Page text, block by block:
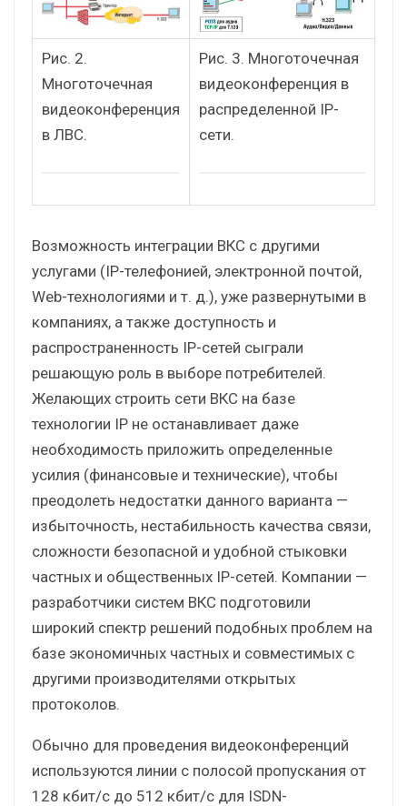
Рис. 2.
Многоточечная
видеоконференция
в ЛВС.
Рис. 3. Многоточечная
видеоконференция в
распределенной IP-
сети.
Возможность интеграции ВКС с другими
услугами (IP-телефонией, электронной почтой,
Web-технологиями и т. д.), уже развернутыми в
компаниях, а также доступность и
распространенность IP-сетей сыграли
решающую роль в выборе потребителей.
Желающих строить сети ВКС на базе
технологии IP не останавливает даже
необходимость приложить определенные
усилия (финансовые и технические), чтобы
преодолеть недостатки данного варианта —
избыточность, нестабильность качества связи,
сложности безопасной и удобной стыковки
частных и общественных IP-сетей. Компании —
разработчики систем ВКС подготовили
широкий спектр решений подобных проблем на
базе экономичных частных и совместимых с
другими производителями открытых
протоколов.
Обычно для проведения видеоконференций
используются линии с полосой пропускания от
128 кбит/с до 512 кбит/с для ISDN-